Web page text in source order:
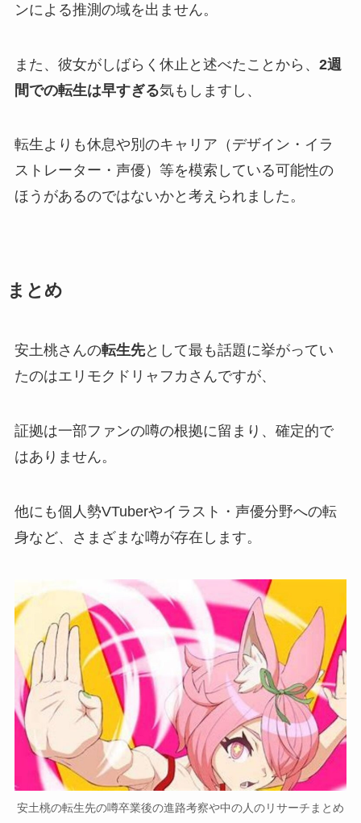
ンによる推測の域を出ません。
また、彼女がしばらく休止と述べた ことから、 2週
間での転生は早すぎる気もしますし、
転生 よりも休息や別のキャリア （デザイン・イラ
ストレーター・声優）等を模索している可能性の
ほうがあるのではないかと考えられました。
まとめ
安土桃さんの転生先として最も話題に挙がってい
たのはエリモクドリャフカ さんですが、
証拠は一部ファンの噂の根拠に留まり、確定的で
はありません。
他にも個人勢VTuberやイラスト・声優分野への転
身など、さまざまな噂が存在します。
安土桃の転生先の噂卒業後の進路考察や中の人のリサーチまとめ